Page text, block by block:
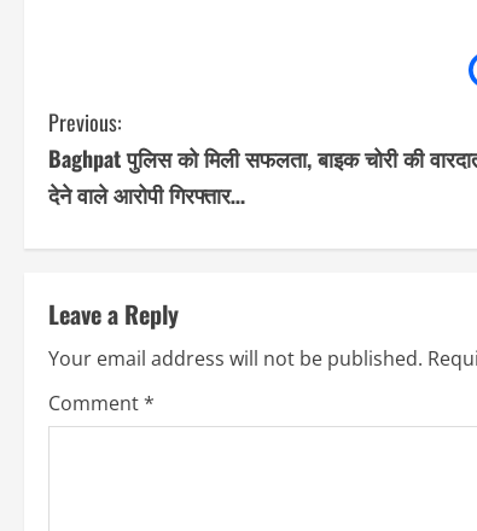
C
o
i
n
u
Previous:
Baghpat पुलिस को मिली सफलता, बाइक चोरी की
देने वाले आरोपी गिरफ्तार…
Leave a Reply
Your email address will not be published.
Comment*